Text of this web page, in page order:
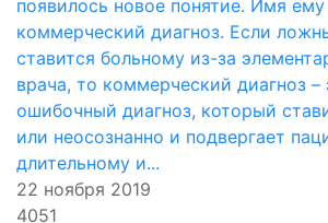
появилось новое понятие. Имя
коммерческий диагноз. Если
ставится больному из-за
врача, то коммерческий диагноз –
ошибочный диагноз, который
или неосознанно и подвергает
длительному и...
22 ноября 2019
4051